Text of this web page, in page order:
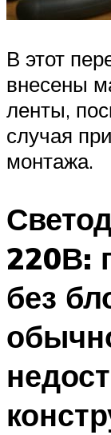
В этот
внесены
ленты,
случая
монтажа.
220В:
без